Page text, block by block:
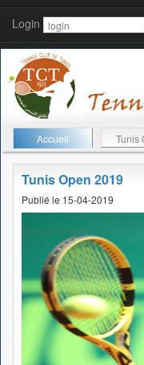
Login
Accueil Tunis
Tunis Open 2019
Publié le 15-04-2019